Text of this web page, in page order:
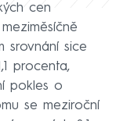
cen
srovnání sice
procenta,
pokles o
se meziroční